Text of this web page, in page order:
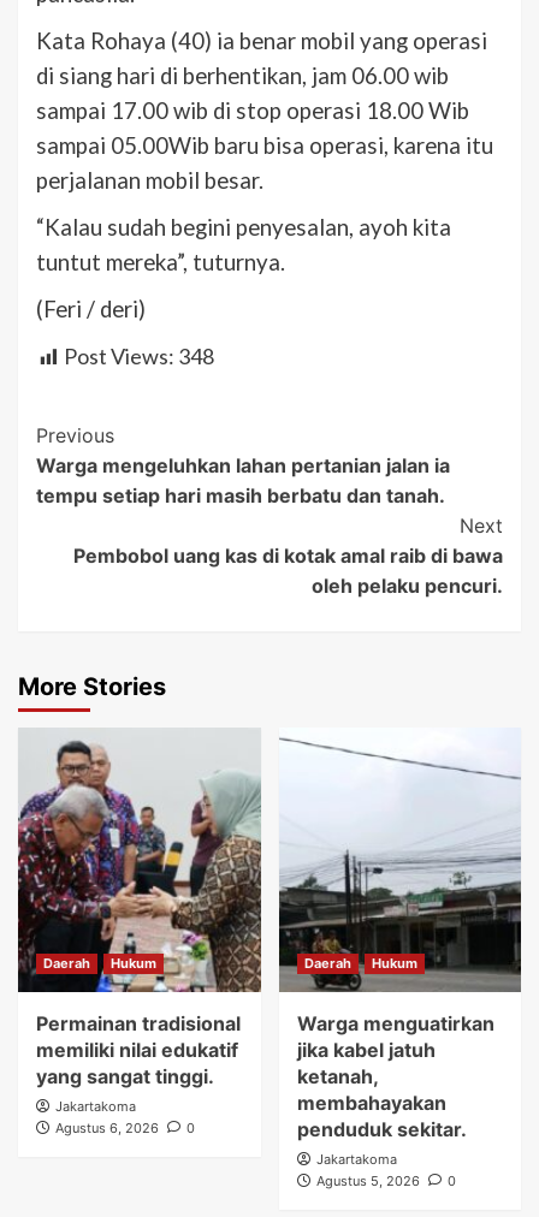
Kata Rohaya (40) ia benar mobil yang operasi
di siang hari di berhentikan, jam 06.00 wib
sampai 17.00 wib di stop operasi 18.00 Wib
sampai 05.00Wib baru bisa operasi, karena itu
perjalanan mobil besar.
“Kalau sudah begini penyesalan, ayoh kita
tuntut mereka”, tuturnya.
(Feri / deri)
Post Views: 348
Post
Navigation
Previous
Warga mengeluhkan lahan pertanian jalan ia
tempu setiap hari masih berbatu dan tanah.
Next
Pembobol uang kas di kotak amal raib di bawa
oleh pelaku pencuri.
More Stories
Daerah Hukum
Permainan tradisional
memiliki nilai edukatif
yang sangat tinggi.
Jakartakoma
Agustus 6, 2026
0
Daerah Hukum
Warga menguatirkan
jika kabel jatuh
ketanah,
membahayakan
penduduk sekitar.
Jakartakoma
Agustus 5, 2026
0